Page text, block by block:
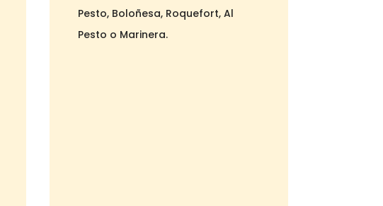
Pesto, Boloñesa, Roquefort, Al
Pesto o Marinera.